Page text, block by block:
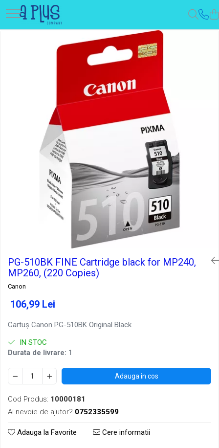
PG-510BK FINE Cartridge black for MP240,
MP260, (220 Copies)
Canon
106,99 Lei
Cartuş Canon PG-510BK Original Black
IN STOC
Durata de livrare: 1
Adauga in cos
Cod Produs: 10000181
Ai nevoie de ajutor? 0752335599
Adauga la Favorite Cere informatii